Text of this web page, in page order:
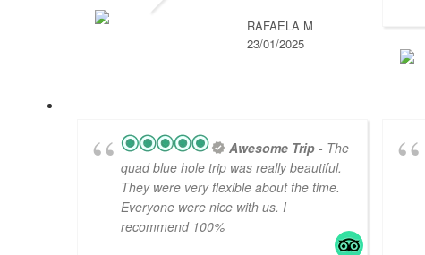
RAFAELA M
23/01/2025
Awesome Trip - The
quad blue hole trip was really beautiful.
They were very flexible about the time.
Everyone were nice with us. I
recommend 100%